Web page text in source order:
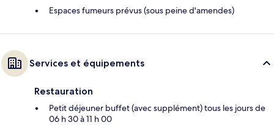
Espaces fumeurs prévus (sous peine d'amendes)
Services et équipements
Restauration
Petit déjeuner buffet (avec supplément) tous les jours de
06 h 30 à 11 h 00